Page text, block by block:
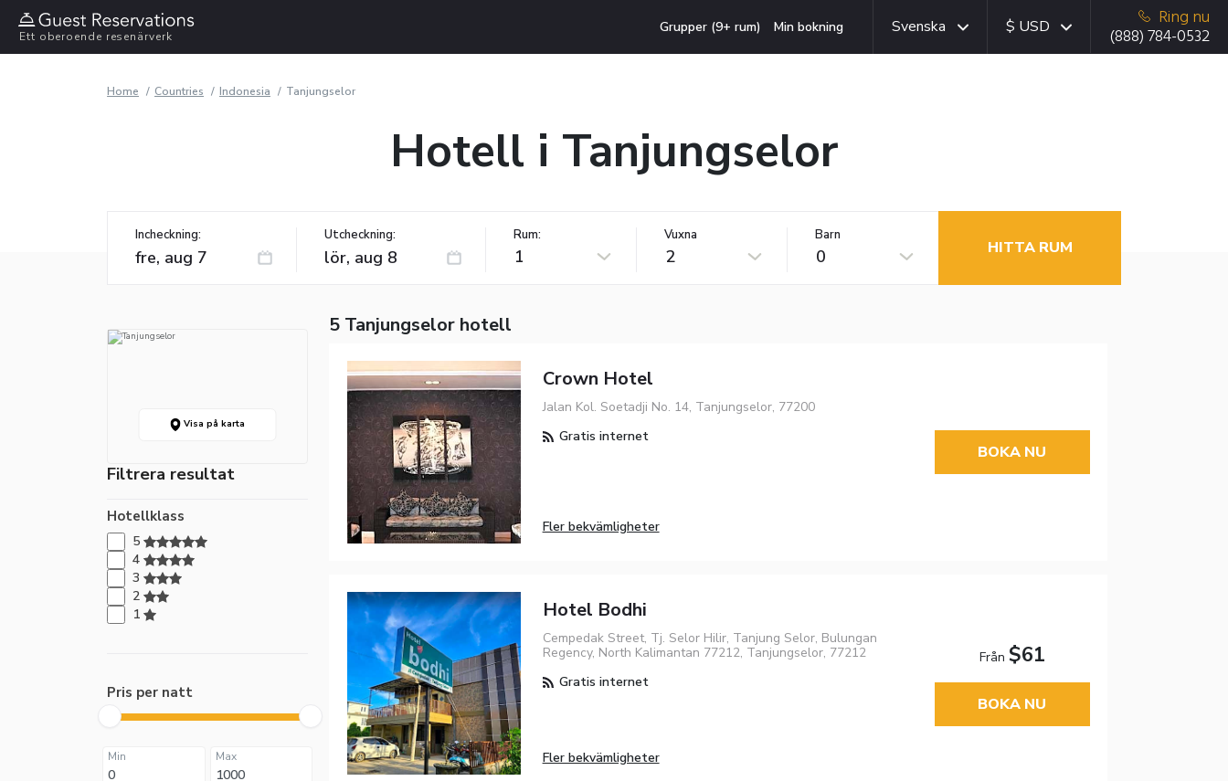
Ett oberoende resenärverk
Grupper (9+ rum) Min bokning Svenska $ USD
Ring nu
(888) 784-0532
Home Countries Indonesia Tanjungselor
Hotell i Tanjungselor
Incheckning: Utcheckning: Rum:
1
Vuxna
2
Barn
0 HITTA RUM
Visa på karta
Filtrera resultat
Hotellklass
5
4
3
2
1
Pris per natt
Min Max
5 Tanjungselor hotell
Crown Hotel
Jalan Kol. Soetadji No. 14, Tanjungselor, 77200
Gratis internet
Fler bekvämligheter
BOKA NU
Hotel Bodhi
Cempedak Street, Tj. Selor Hilir, Tanjung Selor, Bulungan
Regency, North Kalimantan 77212, Tanjungselor, 77212
Gratis internet
Fler bekvämligheter
Från $61
BOKA NU